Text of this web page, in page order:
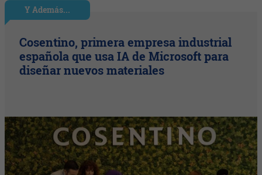
Y Además...
Cosentino, primera empresa industrial
española que usa IA de Microsoft para
diseñar nuevos materiales